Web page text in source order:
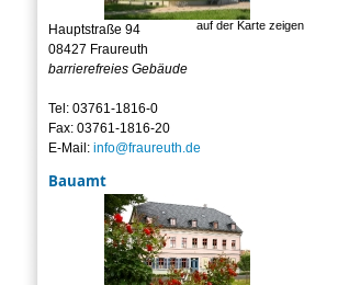
auf der Karte zeigen
Hauptstraße 94
08427 Fraureuth
barrierefreies Gebäude
Tel: 03761-1816-0
Fax: 03761-1816-20
E-Mail: info@fraureuth.de
Bauamt